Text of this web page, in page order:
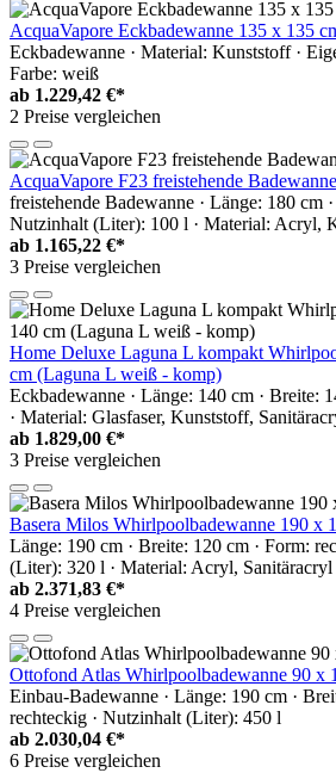
AcquaVapore Eckbadewanne 135 x 135
Eckbadewanne · Material: Kunststoff ·
Farbe: weiß
ab 1.229,42 €*
2 Preise vergleichen
AcquaVapore F23 freistehende
freistehende Badewanne · Länge: 180 cm
Nutzinhalt (Liter): 100 l · Material: Acryl,
ab 1.165,22 €*
3 Preise vergleichen
Home Deluxe Laguna L kompakt
cm (Laguna L weiß - komp)
Eckbadewanne · Länge: 140 cm · Breite:
· Material: Glasfaser, Kunststoff,
ab 1.829,00 €*
3 Preise vergleichen
Basera Milos Whirlpoolbadewanne 190 x
Länge: 190 cm · Breite: 120 cm · Form:
(Liter): 320 l · Material: Acryl, Sanitäracryl
ab 2.371,83 €*
4 Preise vergleichen
Ottofond Atlas Whirlpoolbadewanne 90 x
Einbau-Badewanne · Länge: 190 cm ·
rechteckig · Nutzinhalt (Liter): 450 l
ab 2.030,04 €*
6 Preise vergleichen